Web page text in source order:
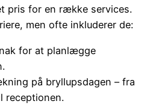
pris for en række services.
men ofte inkluderer de:
for at planlægge
på bryllupsdagen – fra
receptionen.